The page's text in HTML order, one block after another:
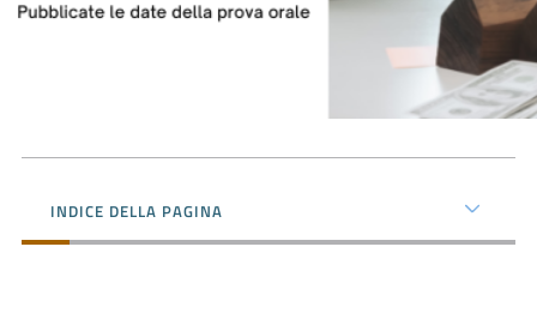
online
INDICE DELLA PAGINA